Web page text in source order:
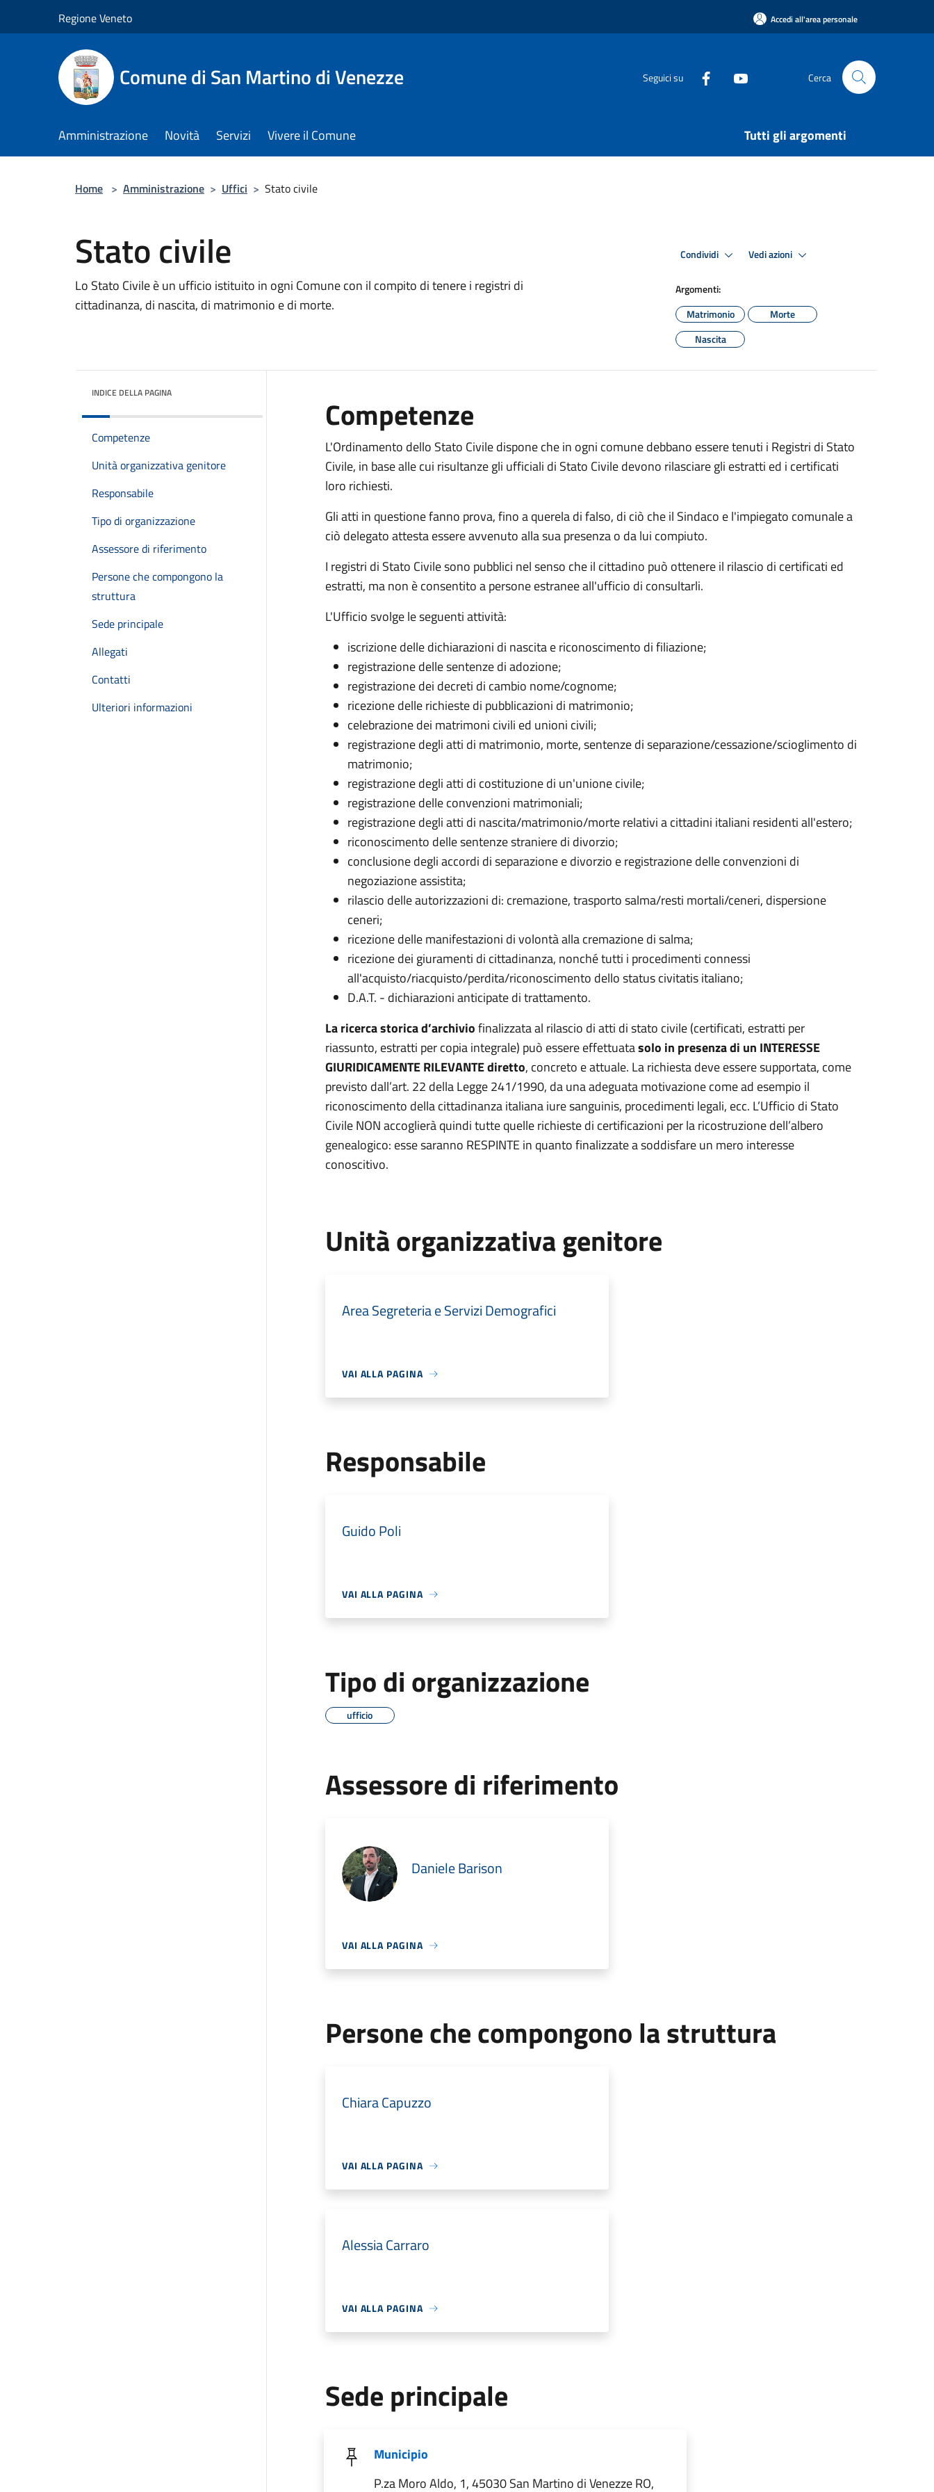
Regione Veneto Accedi all'area personale
Comune di San Martino di Venezze Seguici su Cerca
Amministrazione Novità Servizi Vivere il Comune Tutti gli argomenti
Home > Amministrazione > Uffici > Stato civile
Stato civile
Lo Stato Civile è un ufficio istituito in ogni Comune con il compito di tenere i registri di
cittadinanza, di nascita, di matrimonio e di morte.
Condividi Vedi azioni
Argomenti:
Matrimonio
Morte
Nascita
INDICE DELLA PAGINA
Competenze
Unità organizzativa genitore
Responsabile
Tipo di organizzazione
Assessore di riferimento
Persone che compongono la
struttura
Sede principale
Allegati
Contatti
Ulteriori informazioni
Competenze
L'Ordinamento dello Stato Civile dispone che in ogni comune debbano essere tenuti i Registri di Stato
Civile, in base alle cui risultanze gli ufficiali di Stato Civile devono rilasciare gli estratti ed i certificati
loro richiesti.
Gli atti in questione fanno prova, fino a querela di falso, di ciò che il Sindaco e l'impiegato comunale a
ciò delegato attesta essere avvenuto alla sua presenza o da lui compiuto.
I registri di Stato Civile sono pubblici nel senso che il cittadino può ottenere il rilascio di certificati ed
estratti, ma non è consentito a persone estranee all'ufficio di consultarli.
L'Ufficio svolge le seguenti attività:
iscrizione delle dichiarazioni di nascita e riconoscimento di filiazione;
registrazione delle sentenze di adozione;
registrazione dei decreti di cambio nome/cognome;
ricezione delle richieste di pubblicazioni di matrimonio;
celebrazione dei matrimoni civili ed unioni civili;
registrazione degli atti di matrimonio, morte, sentenze di separazione/cessazione/scioglimento di
matrimonio;
registrazione degli atti di costituzione di un'unione civile;
registrazione delle convenzioni matrimoniali;
registrazione degli atti di nascita/matrimonio/morte relativi a cittadini italiani residenti all'estero;
riconoscimento delle sentenze straniere di divorzio;
conclusione degli accordi di separazione e divorzio e registrazione delle convenzioni di
negoziazione assistita;
rilascio delle autorizzazioni di: cremazione, trasporto salma/resti mortali/ceneri, dispersione
ceneri;
ricezione delle manifestazioni di volontà alla cremazione di salma;
ricezione dei giuramenti di cittadinanza, nonché tutti i procedimenti connessi
all'acquisto/riacquisto/perdita/riconoscimento dello status civitatis italiano;
D.A.T. - dichiarazioni anticipate di trattamento.
La ricerca storica d’archiviofinalizzata al rilascio di atti di stato civile (certificati, estratti per
riassunto, estratti per copia integrale) può essere effettuatasolo in presenza di un INTERESSE
GIURIDICAMENTE RILEVANTE diretto, concreto e attuale. La richiesta deve essere supportata, come
previsto dall’art. 22 della Legge 241/1990, da una adeguata motivazione come ad esempio il
riconoscimento della cittadinanza italiana iure sanguinis, procedimenti legali, ecc. L’Ufficio di Stato
Civile NON accoglierà quindi tutte quelle richieste di certificazioni per la ricostruzione dell’albero
genealogico: esse saranno RESPINTE in quanto finalizzate a soddisfare un mero interesse
conoscitivo.
Unità organizzativa genitore
Area Segreteria e Servizi Demografici
VAI ALLA PAGINA
Responsabile
Guido Poli
VAI ALLA PAGINA
Tipo di organizzazione
ufficio
Assessore di riferimento
Daniele Barison
VAI ALLA PAGINA
Persone che compongono la struttura
Chiara Capuzzo
VAI ALLA PAGINA
Alessia Carraro
VAI ALLA PAGINA
Sede principale
Municipio
P.za Moro Aldo, 1, 45030 San Martino di Venezze RO,